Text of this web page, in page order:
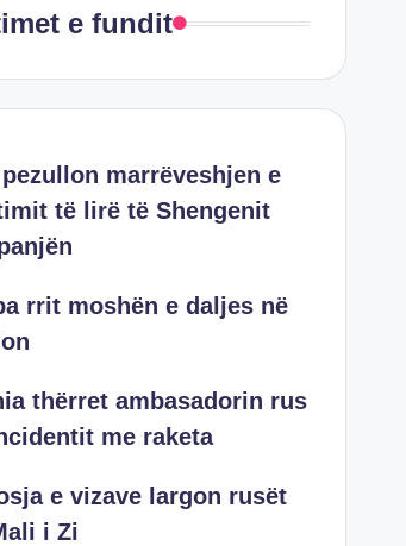
e fundit
marrëveshjen e
të lirë të Shengenit
rrit moshën e daljes në
thërret ambasadorin rus
me raketa
e vizave largon rusët
i Zi